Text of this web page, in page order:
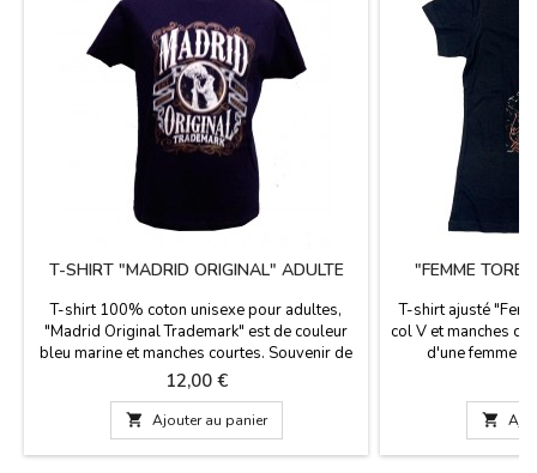
T-SHIRT "MADRID ORIGINAL" ADULTE
T-shirt 100% coton unisexe pour adultes,
"Madrid Original Trademark" est de couleur
bleu marine et manches courtes. Souvenir de
votre voyage à Madrid. Tailles: de S (petit) à
XXL (super grand)
Prix
12,00 €
 Ajouter au panier
"FEMME
T-shirt ajusté
col V et manches
d'une femme
tête. Faite en
épaule 35 cm.
Taille M:
Hauteur 60 cm.
